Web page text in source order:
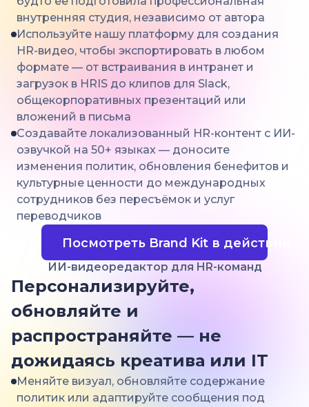
внутренняя студия, независимо от автора
Используйте нашу платформу для создания
HR-видео, чтобы экспортировать в любом
формате — от встраивания в интранет и
загрузок в HRIS до клипов для Slack,
общекорпоративных презентаций или
вложений в письма
Создавайте локализованный HR-контент с ИИ-
озвучкой на 50+ языках — доносите
изменения политик, обновления бенефитов и
культурные ценности до международных
сотрудников без пересъёмок и услуг
переводчиков
Посмотреть Brand Kit в действии
ИИ-видеоредактор для HR-команд
Персонализируйте,
обновляйте и
распространяйте — не
дожидаясь креатива или IT
Меняйте визуал, обновляйте содержание
политик или адаптируйте сообщения под